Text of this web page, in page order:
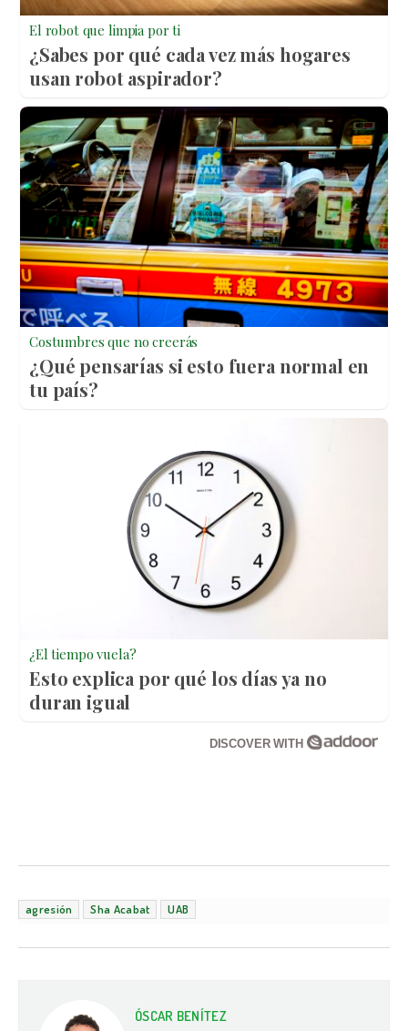
El robot que limpia por ti
¿Sabes por qué cada vez más hogares
usan robot aspirador?
Costumbres que no creerás
¿Qué pensarías si esto fuera normal en
tu país?
¿El tiempo vuela?
Esto explica por qué los días ya no
duran igual
DISCOVER WITH
agresión Sha Acabat UAB
ÓSCAR BENÍTEZ